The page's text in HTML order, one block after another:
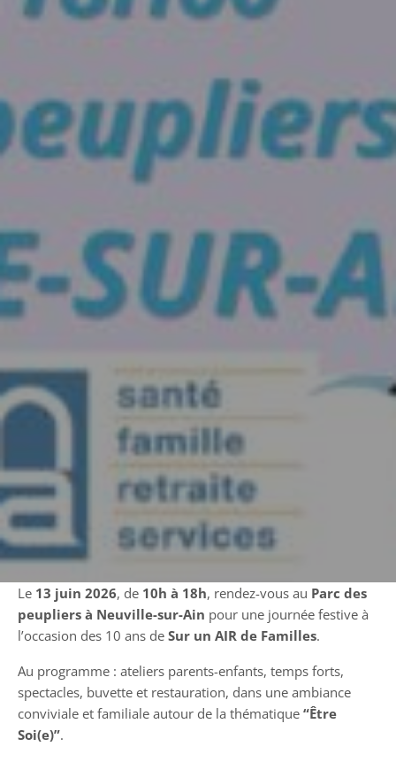
Le 13 juin 2026, de 10h à 18h, rendez-vous au Parc des
peupliers à Neuville-sur-Ain pour une journée festive à
l’occasion des 10 ans de Sur un AIR de Familles.
Au programme : ateliers parents-enfants, temps forts,
spectacles, buvette et restauration, dans une ambiance
conviviale et familiale autour de la thématique “Être
Soi(e)”.